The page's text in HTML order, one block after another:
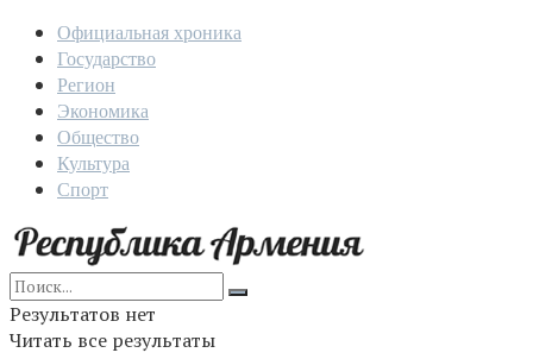
Официальная хроника
Государство
Регион
Экономика
Общество
Культура
Спорт
Результатов нет
Читать все результаты